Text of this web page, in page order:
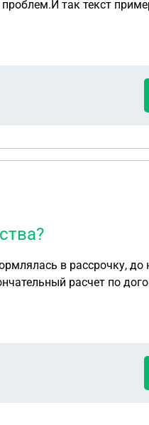
в рассрочку, до
расчет по
уже управляющая